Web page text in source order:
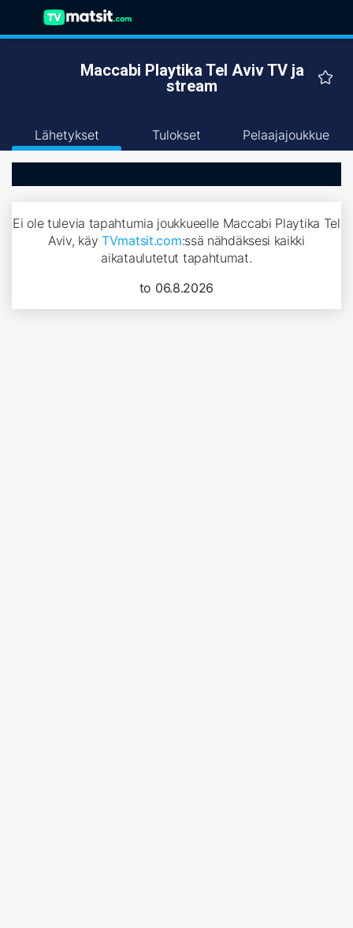
Maccabi Playtika Tel Aviv TV ja
stream
Lähetykset Tulokset Pelaajajoukkue
Ei ole tulevia tapahtumia joukkueelle Maccabi Playtika Tel
Aviv, käyTVmatsit.com:ssä nähdäksesi kaikki
aikataulutetut tapahtumat.
to 06.8.2026